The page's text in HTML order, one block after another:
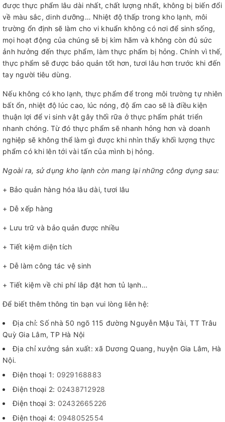
được thực phẩm lâu dài nhất, chất lượng nhất, không bị biến đổi
về màu sắc, dinh dưỡng… Nhiệt độ thấp trong kho lạnh, môi
trường ổn định sẽ làm cho vi khuẩn không có nơi để sinh sống,
mọi hoạt động của chúng sẽ bị kìm hãm và không còn đủ sức
ảnh hưởng đến thực phẩm, làm thực phẩm bị hỏng. Chính vì thế,
thực phẩm sẽ được bảo quản tốt hơn, tươi lâu hơn trước khi đến
tay người tiêu dùng.
Nếu không có kho lạnh, thực phẩm để trong môi trường tự nhiên
bất ổn, nhiệt độ lúc cao, lúc nóng, độ ẩm cao sẽ là điều kiện
thuận lợi để vi sinh vật gây thối rữa ở thực phẩm phát triển
nhanh chóng. Từ đó thực phẩm sẽ nhanh hỏng hơn và doanh
nghiệp sẽ không thể làm gì được khi nhìn thấy khối lượng thực
phẩm có khi lên tới vài tấn của mình bị hỏng.
Ngoài ra, sử dụng kho lạnh còn mang lại những công dụng sau:
+ Bảo quản hàng hóa lâu dài, tươi lâu
+ Dễ xếp hàng
+ Lưu trữ và bảo quản được nhiều
+ Tiết kiệm diện tích
+ Dễ làm công tác vệ sinh
+ Tiết kiệm về chi phí lắp đặt hơn tủ lạnh…
Để biết thêm thông tin bạn vui lòng liên hệ:
Địa chỉ: Số nhà 50 ngõ 115 đường Nguyễn Mậu Tài, TT Trâu
Quỳ Gia Lâm, TP Hà Nội
Địa chỉ xưởng sản xuất: xã Dương Quang, huyện Gia Lâm, Hà
Nội.
Điện thoại 1: 0929168883
Điện thoại 2: 02438712928
Điện thoại 3: 02432665226
Điện thoại 4: 0948052554